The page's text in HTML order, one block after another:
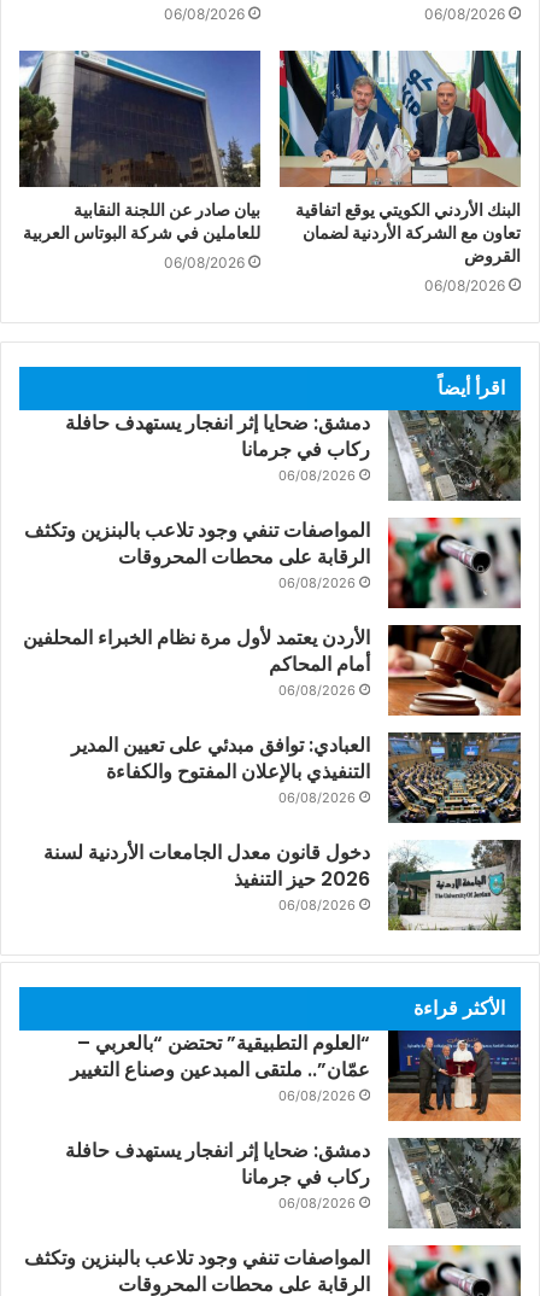
06/08/2026
06/08/2026
البنك الأردني الكويتي يوقع اتفاقية
تعاون مع الشركة الأردنية لضمان
القروض
06/08/2026
بيان صادر عن اللجنة النقابية
للعاملين في شركة البوتاس العربية
06/08/2026
اقرأ أيضاً
دمشق: ضحايا إثر انفجار يستهدف حافلة
ركاب في جرمانا
06/08/2026
المواصفات تنفي وجود تلاعب بالبنزين وتكثف
الرقابة على محطات المحروقات
06/08/2026
الأردن يعتمد لأول مرة نظام الخبراء المحلفين
أمام المحاكم
06/08/2026
العبادي: توافق مبدئي على تعيين المدير
التنفيذي بالإعلان المفتوح والكفاءة
06/08/2026
دخول قانون معدل الجامعات الأردنية لسنة
2026 حيز التنفيذ
06/08/2026
الأكثر قراءة
“العلوم التطبيقية” تحتضن “بالعربي –
عمّان”.. ملتقى المبدعين وصناع التغيير
06/08/2026
دمشق: ضحايا إثر انفجار يستهدف حافلة
ركاب في جرمانا
06/08/2026
المواصفات تنفي وجود تلاعب بالبنزين وتكثف
الرقابة على محطات المحروقات